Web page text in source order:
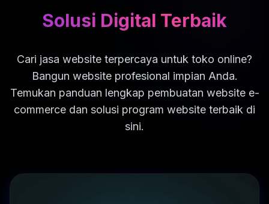
Solusi Digital Terbaik
Cari jasa website terpercaya untuk toko online?
Bangun website profesional impian Anda.
Temukan panduan lengkap pembuatan website e-
commerce dan solusi program website terbaik di
sini.